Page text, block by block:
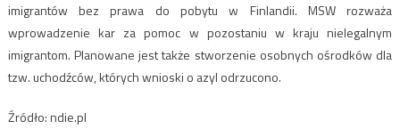
imigrantów bez prawa do pobytu w Finlandii. MSW rozważa
wprowadzenie kar za pomoc w pozostaniu w kraju nielegalnym
imigrantom. Planowane jest także stworzenie osobnych ośrodków dla
tzw. uchodźców, których wnioski o azyl odrzucono.
Źródło: ndie.pl